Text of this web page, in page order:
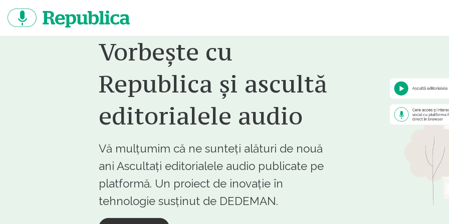
continut
Vorbește cu
Republica și ascultă
editorialele audio
Vă mulțumim că ne sunteți alături de nouă
ani Ascultați editorialele audio publicate pe
platformă. Un proiect de inovație în
tehnologie susținut de DEDEMAN.